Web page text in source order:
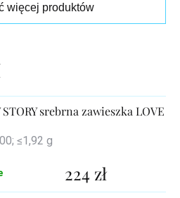
więcej produktów
STORY srebrna zawieszka LOVE
≤1,92 g
224 zł